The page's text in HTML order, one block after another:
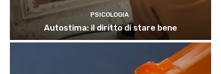
PSICOLOGIA
Autostima: il diritto di stare bene